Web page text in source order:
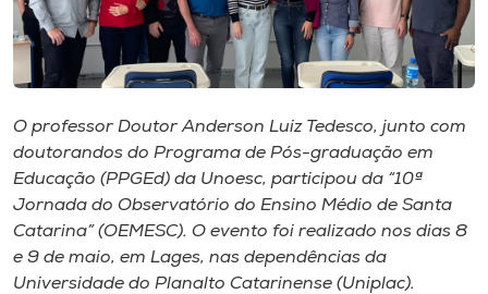
Biblioteca
Editora
Rádio
Museu
O professor Doutor Anderson Luiz Tedesco, junto com
doutorandos do Programa de Pós-graduação em
Educação (PPGEd) da Unoesc, participou da “10ª
Jornada do Observatório do Ensino Médio de Santa
Catarina” (OEMESC). O evento foi realizado nos dias 8
e 9 de maio, em Lages, nas dependências da
Universidade do Planalto Catarinense (Uniplac).